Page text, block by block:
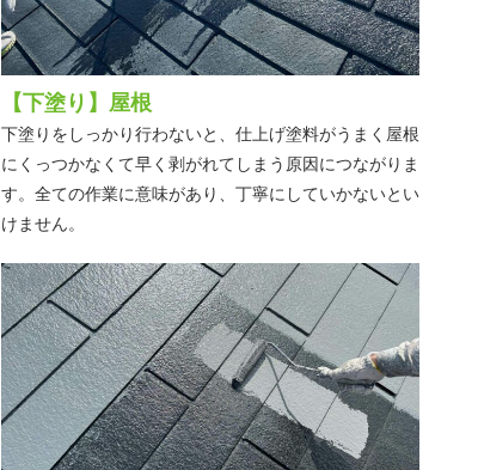
【下塗り】屋根
下塗りをしっかり行わないと、仕上げ塗料がうまく屋根
にくっつかなくて早く剥がれてしまう原因につながりま
す。全ての作業に意味があり、丁寧にしていかないとい
けません。